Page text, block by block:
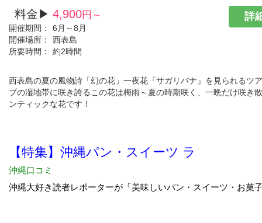
料金▶ 4,900円～
開催期間：
6月～8月
開催場所：
西表島
所要時間：
約2時間
詳
西表島の夏の風物詩「幻の花」一夜花『サガリバナ』を見られるツ
ブの湿地帯に咲き誇るこの花は梅雨～夏の時期咲く、一晩だけ咲き
ンティックな花です！